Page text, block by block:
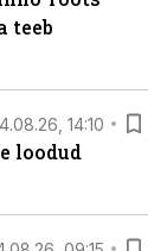
teeb
14:10
loodud